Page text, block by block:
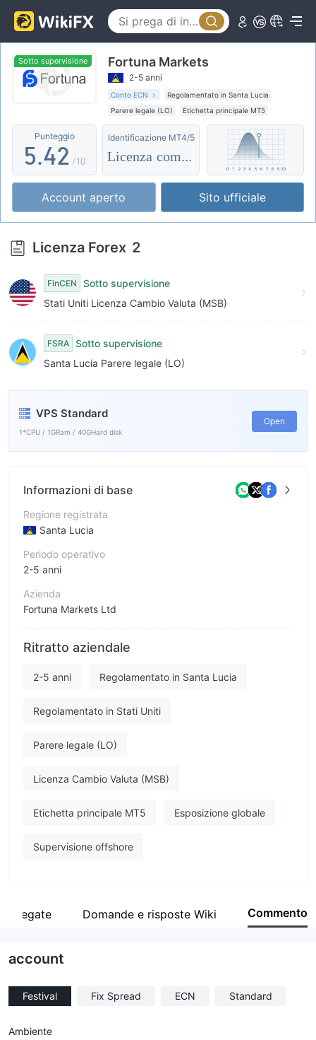
Sotto supervisione Fortuna Markets
2-5 anni
Conto ECN
Regolamentato in Santa Lucia
Parere legale (LO)
Etichetta principale MT5
Esposizione globale
Supervisione offshore
Punteggio
0
1
2
4
5
6
7
8
.
0
1
3
4
5
6
7
8
9
1
2
3
4
5
6
7
9
/10
Identificazione MT4/5
Licenza completa
Account aperto Sito ufficiale
Licenza Forex 2
FinCEN
Sotto supervisione
Stati Uniti Licenza Cambio Valuta (MSB)
FSRA Sotto supervisione
Santa Lucia Parere legale (LO)
VPS Standard
1*CPU / 1GRam / 40GHard disk
Open
Informazioni di base
Regione registrata
Santa Lucia
Periodo operativo
2-5 anni
Azienda
Fortuna Markets Ltd
Abbreviazione
Fortuna Markets
Impiegato di azienda
Ritratto aziendale
2-5 anni Regolamentato in Santa Lucia
Regolamentato in Stati Uniti
Parere legale (LO)
Licenza Cambio Valuta (MSB)
Etichetta principale MT5 Esposizione globale
Supervisione offshore
Domande e risposte Wiki Commento
account
Festival Fix Spread ECN Standard
Ambiente